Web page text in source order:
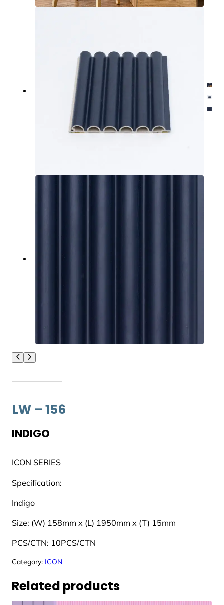
LW – 156
INDIGO
ICON SERIES
Specification:
Indigo
Size: (W) 158mm x (L) 1950mm x (T) 15mm
PCS/CTN: 10PCS/CTN
Category: ICON
Related products